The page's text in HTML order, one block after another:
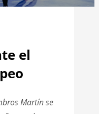
el
Martín se